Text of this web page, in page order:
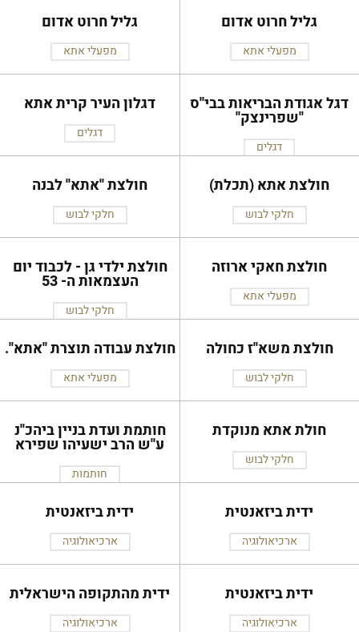
גליל חרוט אדום
מפעלי אתא
גליל חרוט אדום
מפעלי אתא
דגל אגודת הבריאות בבי''ס
''שפרינצק''
דגלים
דגלון העיר קרית אתא
דגלים
חולצת אתא (תכלת)
חלקי לבוש
חולצת ''אתא'' לבנה
חלקי לבוש
חולצת חאקי ארוזה
מפעלי אתא
חולצת ילדי גן - לכבוד יום
העצמאות ה- 53
חלקי לבוש
חולצת משא''ז כחולה
חלקי לבוש
חולצת עבודה תוצרת ''אתא''.
מפעלי אתא
חולת אתא מנוקדת
חלקי לבוש
חותמת ועדת בניין ביהכ''נ
ע''ש הרב ישעיהו שפירא
חותמות
ידית ביזאנטית
ארכיאולוגיה
ידית ביזאנטית
ארכיאולוגיה
ידית ביזאנטית
ארכיאולוגיה
ידית מהתקופה הישראלית
ארכיאולוגיה